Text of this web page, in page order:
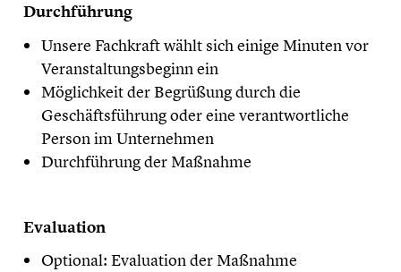
Durchführung
Unsere Fachkraft wählt sich einige Minuten vor
Veranstaltungsbeginn ein
Möglichkeit der Begrüßung durch die
Geschäftsführung oder eine verantwortliche
Person im Unternehmen
Durchführung der Maßnahme
Evaluation
Optional: Evaluation der Maßnahme